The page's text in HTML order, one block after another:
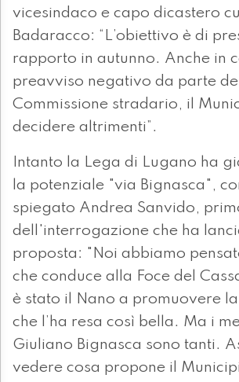
vicesindaco e capo dicastero
Badaracco: “L’obiettivo è di
rapporto in autunno. Anche in
preavviso negativo da parte
Commissione stradario, il
decidere altrimenti”.
Intanto la Lega di Lugano ha
la potenziale "via Bignasca",
spiegato Andrea Sanvido,
dell'interrogazione che ha
proposta: "Noi abbiamo
che conduce alla Foce del
è stato il Nano a promuovere
che l’ha resa così bella. Ma i
Giuliano Bignasca sono tanti.
vedere cosa propone il